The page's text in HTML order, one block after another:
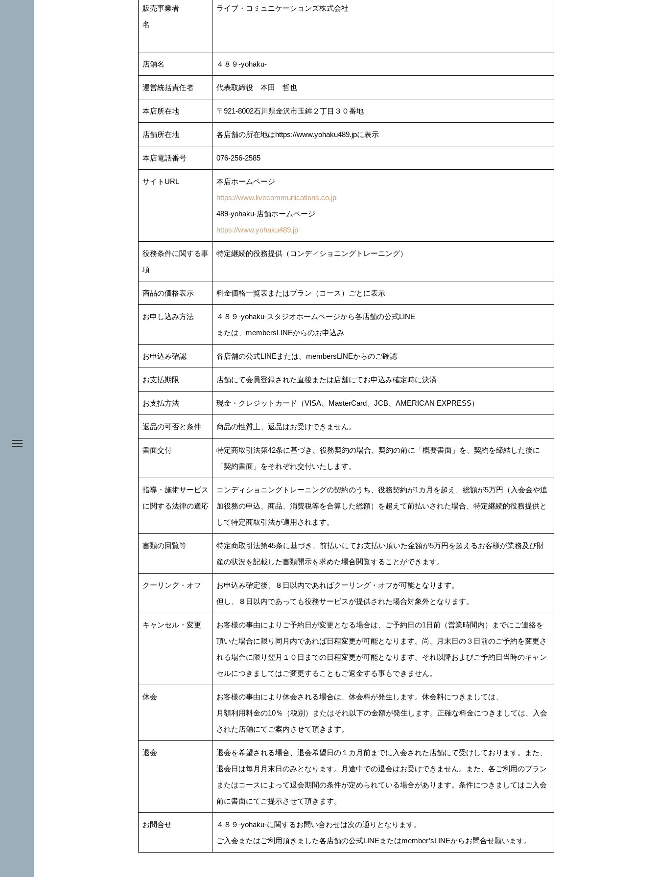
販売事業者
名
ライブ・コミュニケーションズ株式会社
店舗名 ４８９-yohaku-
運営統括責任者 代表取締役 本田 哲也
本店所在地 〒921-8002石川県金沢市玉鉾２丁目３０番地
店舗所在地 各店舗の所在地はhttps://www.yohaku489.jpに表示
本店電話番号 076-256-2585
サイトURL
本店ホームページ
https://www.livecommunications.co.jp
489-yohaku-店舗ホームページ
https://www.yohaku489.jp
役務条件に関する事
項
特定継続的役務提供（コンディショニングトレーニング）
商品の価格表示 料金価格一覧表またはプラン（コース）ごとに表示
お申し込み方法
４８９-yohaku-スタジオホームページから各店舗の公式LINE
または、membersLINEからのお申込み
お申込み確認 各店舗の公式LINEまたは、membersLINEからのご確認
お支払期限 店舗にて会員登録された直後または店舗にてお申込み確定時に決済
お支払方法 現金・クレジットカード（VISA、MasterCard、JCB、AMERICAN EXPRESS）
返品の可否と条件 商品の性質上、返品はお受けできません。
書面交付
特定商取引法第42条に基づき、役務契約の場合、契約の前に「概要書面」を、契約を締結した後に
「契約書面」をそれぞれ交付いたします。
指導・施術サービス
に関する法律の適応
コンディショニングトレーニングの契約のうち、役務契約が1カ月を超え、総額が5万円（入会金や追
加役務の申込、商品、消費税等を合算した総額）を超えて前払いされた場合、特定継続的役務提供と
して特定商取引法が適用されます。
書類の回覧等
特定商取引法第45条に基づき、前払いにてお支払い頂いた金額が5万円を超えるお客様が業務及び財
産の状況を記載した書類開示を求めた場合閲覧することができます。
クーリング・オフ
お申込み確定後、８日以内であればクーリング・オフが可能となります。
但し、８日以内であっても役務サービスが提供された場合対象外となります。
キャンセル・変更
お客様の事由によりご予約日が変更となる場合は、ご予約日の1日前（営業時間内）までにご連絡を
頂いた場合に限り同月内であれば日程変更が可能となります。尚、月末日の３日前のご予約を変更さ
れる場合に限り翌月１０日までの日程変更が可能となります。それ以降およびご予約日当時のキャン
セルにつきましてはご変更することもご返金する事もできません。
休会
お客様の事由により休会される場合は、休会料が発生します。休会料につきましては、
月額利用料金の10％（税別）またはそれ以下の金額が発生します。正確な料金につきましては、入会
された店舗にてご案内させて頂きます。
退会
退会を希望される場合、退会希望日の１カ月前までに入会された店舗にて受けしております。また、
退会日は毎月月末日のみとなります。月途中での退会はお受けできません。また、各ご利用のプラン
またはコースによって退会期間の条件が定められている場合があります。条件につきましてはご入会
前に書面にてご提示させて頂きます。
お問合せ
４８９-yohaku-に関するお問い合わせは次の通りとなります。
ご入会またはご利用頂きました各店舗の公式LINEまたはmember’sLINEからお問合せ願います。